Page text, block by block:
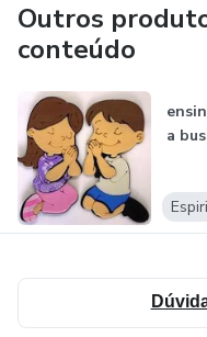
Outros
conteúdo
a